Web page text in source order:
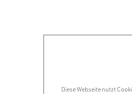
Diese Webseite nutzt